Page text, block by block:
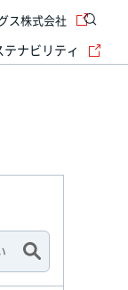
テナビリティ
ス株式会社